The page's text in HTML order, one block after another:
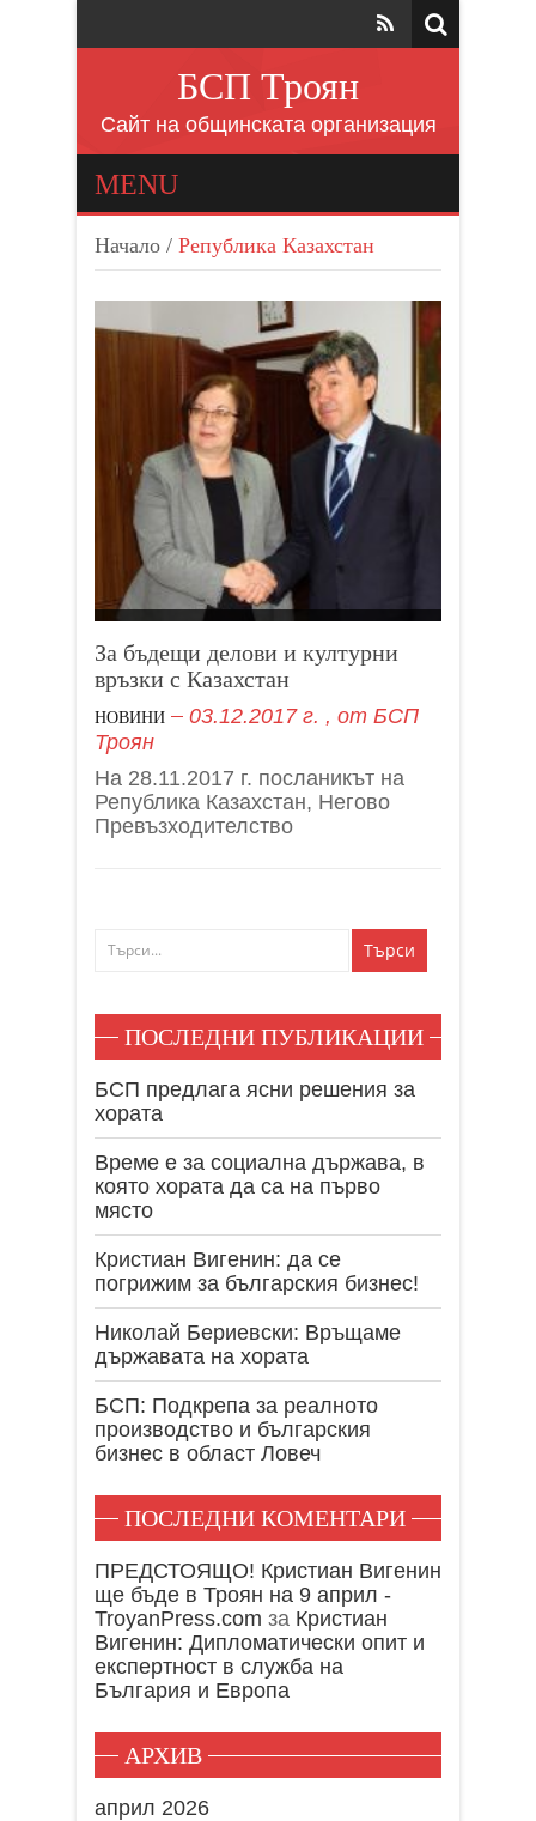
БСП Троян
Сайт на общинската организация
MENU
Начало / Република Казахстан
За бъдещи делови и културни
връзки с Казахстан
НОВИНИ 03.12.2017 г. , от БСП
Троян
На 28.11.2017 г. посланикът на
Република Казахстан, Негово
Превъзходителство
ПОСЛЕДНИ ПУБЛИКАЦИИ
БСП предлага ясни решения за
хората
Време е за социална държава, в
която хората да са на първо
място
Кристиан Вигенин: да се
погрижим за българския бизнес!
Николай Бериевски: Връщаме
държавата на хората
БСП: Подкрепа за реалното
производство и българския
бизнес в област Ловеч
ПОСЛЕДНИ КОМЕНТАРИ
ПРЕДСТОЯЩО! Кристиан Вигенин
ще бъде в Троян на 9 април -
TroyanPress.com за Кристиан
Вигенин: Дипломатически опит и
експертност в служба на
България и Европа
АРХИВ
април 2026